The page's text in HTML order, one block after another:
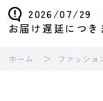
2026/07/29
お届け遅延につき
ホーム ファッショ